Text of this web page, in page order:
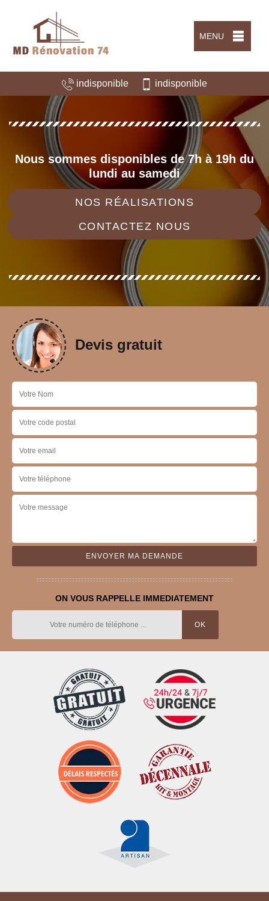
MENU
indisponible indisponible
Nous sommes disponibles de 7h à 19h du
lundi au samedi
NOS RÉALISATIONS
CONTACTEZ NOUS
Devis gratuit
ON VOUS RAPPELLE IMMEDIATEMENT